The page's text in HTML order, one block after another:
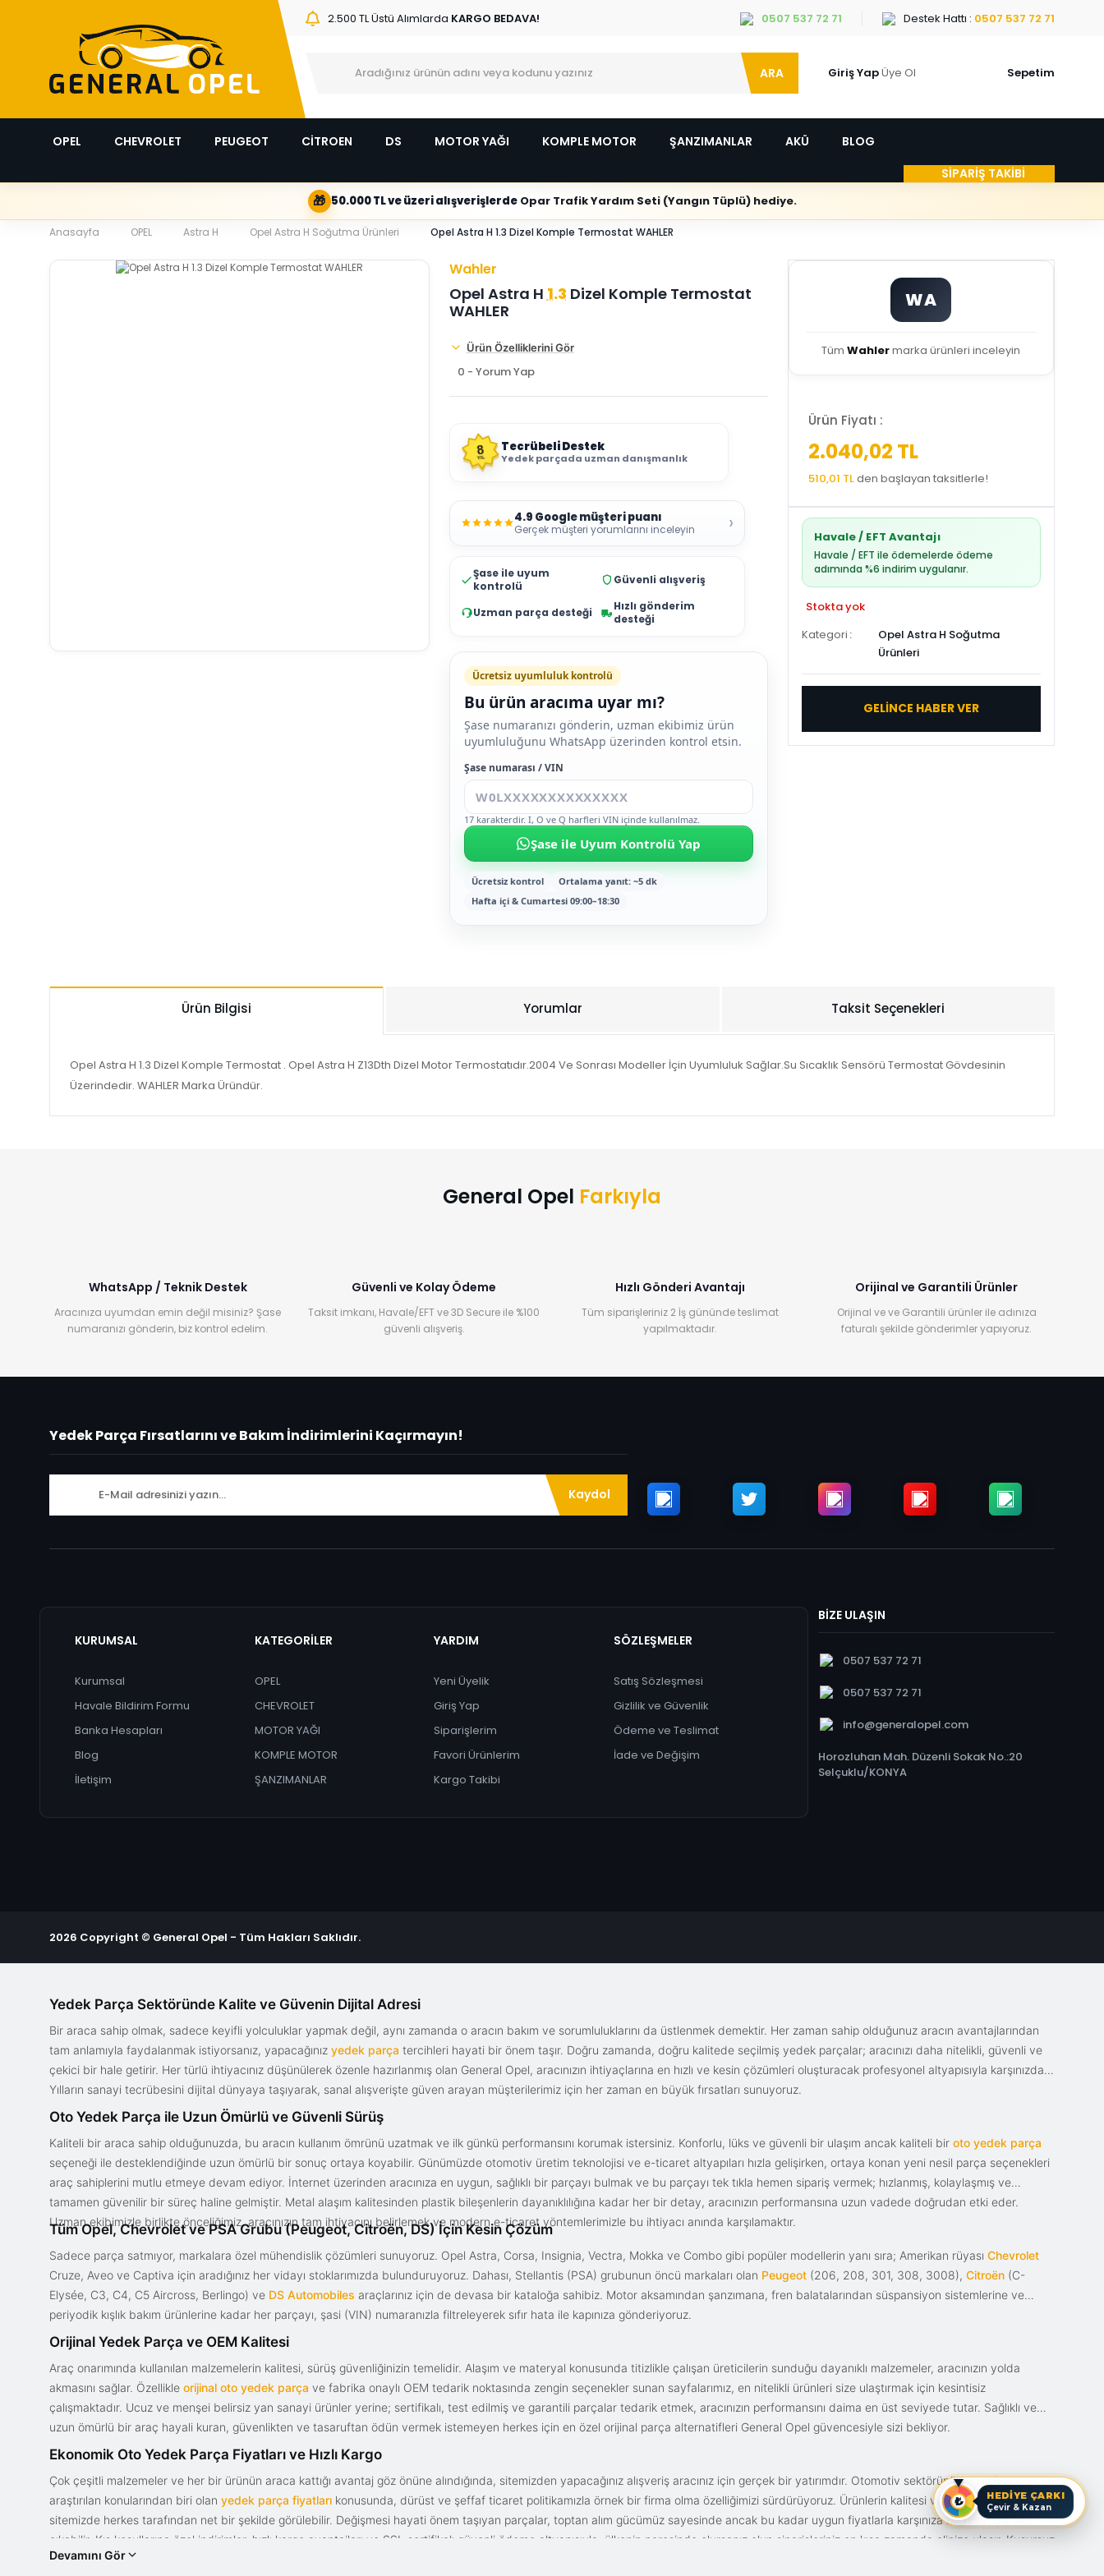
2.500 TL Üstü Alımlarda KARGO BEDAVA! 0507 537 72 71 Destek Hattı : 0507 537 72 71
ARA Giriş YapÜye Ol Sepetim
OPEL CHEVROLET PEUGEOT CİTROEN DS MOTOR YAĞI KOMPLE MOTOR ŞANZIMANLAR AKÜ
BLOG
SİPARİŞ TAKİBİ
🎁 50.000 TL ve üzeri alışverişlerdeOpar Trafik Yardım Seti (Yangın Tüplü) hediye.
Anasayfa OPEL Astra H Opel Astra H Soğutma Ürünleri Opel Astra H 1.3 Dizel Komple Termostat WAHLER
Wahler
Opel Astra H 1.3 Dizel Komple Termostat
WAHLER
Ürün Özelliklerini Gör
0 - Yorum Yap
8
YIL
Tecrübeli Destek
Yedek parçada uzman danışmanlık
4.9 Google müşteri puanı
Gerçek müşteri yorumlarını inceleyin ›
Şase ile uyum
kontrolü
Güvenli alışveriş
Uzman parça desteği
Hızlı gönderim
desteği
Ücretsiz uyumluluk kontrolü
Bu ürün aracıma uyar mı?
Şase numaranızı gönderin, uzman ekibimiz ürün
uyumluluğunu WhatsApp üzerinden kontrol etsin.
Şase numarası / VIN
17 karakterdir. I, O ve Q harfleri VIN içinde kullanılmaz.
Şase ile Uyum Kontrolü Yap
Ücretsiz kontrol
Ortalama yanıt: ~5 dk
Hafta içi & Cumartesi 09:00–18:30
WA
TümWahlermarka ürünleri inceleyin
Ürün Fiyatı :
2.040,02 TL
510,01 TLden başlayan taksitlerle!
Havale / EFT Avantajı
Havale / EFT ile ödemelerde ödeme
adımında %6 indirim uygulanır.
Stokta yok
Kategori
Opel Astra H Soğutma
Ürünleri
GELİNCE HABER VER
Ürün Bilgisi Yorumlar Taksit Seçenekleri
Opel Astra H 1.3 Dizel Komple Termostat . Opel Astra H Z13Dth Dizel Motor Termostatıdır.2004 Ve Sonrası Modeller İçin Uyumluluk Sağlar.Su Sıcaklık Sensörü Termostat Gövdesinin
Üzerindedir. WAHLER Marka Üründür.
General Opel Farkıyla
WhatsApp / Teknik Destek
Aracınıza uyumdan emin değil misiniz? Şase
numaranızı gönderin, biz kontrol edelim.
Güvenli ve Kolay Ödeme
Taksit imkanı, Havale/EFT ve 3D Secure ile %100
güvenli alışveriş.
Hızlı Gönderi Avantajı
Tüm siparişleriniz 2 İş gününde teslimat
yapılmaktadır.
Orijinal ve Garantili Ürünler
Orijinal ve ve Garantili ürünler ile adınıza
faturalı şekilde gönderimler yapıyoruz.
Yedek Parça Fırsatlarını ve Bakım İndirimlerini Kaçırmayın!
Kaydol
KURUMSAL
Kurumsal
Havale Bildirim Formu
Banka Hesapları
Blog
İletişim
KATEGORİLER
OPEL
CHEVROLET
MOTOR YAĞI
KOMPLE MOTOR
ŞANZIMANLAR
YARDIM
Yeni Üyelik
Giriş Yap
Siparişlerim
Favori Ürünlerim
Kargo Takibi
SÖZLEŞMELER
Satış Sözleşmesi
Gizlilik ve Güvenlik
Ödeme ve Teslimat
İade ve Değişim
BİZE ULAŞIN
0507 537 72 71
0507 537 72 71
info@generalopel.com
Horozluhan Mah. Düzenli Sokak No.:20
Selçuklu/KONYA
2026 Copyright © General Opel - Tüm Hakları Saklıdır.
HEDİYE ÇARKI
Çevir & Kazan
Yedek Parça Sektöründe Kalite ve Güvenin Dijital Adresi
Bir araca sahip olmak, sadece keyifli yolculuklar yapmak değil, aynı zamanda o aracın bakım ve sorumluluklarını da üstlenmek demektir. Her zaman sahip olduğunuz aracın avantajlarından
tam anlamıyla faydalanmak istiyorsanız, yapacağınız yedek parça tercihleri hayati bir önem taşır. Doğru zamanda, doğru kalitede seçilmiş yedek parçalar; aracınızı daha nitelikli, güvenli ve
çekici bir hale getirir. Her türlü ihtiyacınız düşünülerek özenle hazırlanmış olan General Opel, aracınızın ihtiyaçlarına en hızlı ve kesin çözümleri oluşturacak profesyonel altyapısıyla karşınızda.
Yılların sanayi tecrübesini dijital dünyaya taşıyarak, sanal alışverişte güven arayan müşterilerimiz için her zaman en büyük fırsatları sunuyoruz.
Oto Yedek Parça ile Uzun Ömürlü ve Güvenli Sürüş
Kaliteli bir araca sahip olduğunuzda, bu aracın kullanım ömrünü uzatmak ve ilk günkü performansını korumak istersiniz. Konforlu, lüks ve güvenli bir ulaşım ancak kaliteli bir oto yedek parça
seçeneği ile desteklendiğinde uzun ömürlü bir sonuç ortaya koyabilir. Günümüzde otomotiv üretim teknolojisi ve e-ticaret altyapıları hızla gelişirken, ortaya konan yeni nesil parça seçenekleri
araç sahiplerini mutlu etmeye devam ediyor. İnternet üzerinden aracınıza en uygun, sağlıklı bir parçayı bulmak ve bu parçayı tek tıkla hemen sipariş vermek; hızlanmış, kolaylaşmış ve
tamamen güvenilir bir süreç haline gelmiştir. Metal alaşım kalitesinden plastik bileşenlerin dayanıklılığına kadar her bir detay, aracınızın performansına uzun vadede doğrudan etki eder.
Uzman ekibimizle birlikte önceliğimiz, aracınızın tam ihtiyacını belirlemek ve modern e-ticaret yöntemlerimizle bu ihtiyacı anında karşılamaktır.
Tüm Opel, Chevrolet ve PSA Grubu (Peugeot, Citroën, DS) İçin Kesin Çözüm
Sadece parça satmıyor, markalara özel mühendislik çözümleri sunuyoruz. Opel Astra, Corsa, Insignia, Vectra, Mokka ve Combo gibi popüler modellerin yanı sıra; Amerikan rüyası Chevrolet
Cruze, Aveo ve Captiva için aradığınız her vidayı stoklarımızda bulunduruyoruz. Dahası, Stellantis (PSA) grubunun öncü markaları olan Peugeot (206, 208, 301, 308, 3008), Citroën (C-
Elysée, C3, C4, C5 Aircross, Berlingo) ve DS Automobiles araçlarınız için de devasa bir kataloğa sahibiz. Motor aksamından şanzımana, fren balatalarından süspansiyon sistemlerine ve
periyodik kışlık bakım ürünlerine kadar her parçayı, şasi (VIN) numaranızla filtreleyerek sıfır hata ile kapınıza gönderiyoruz.
Orijinal Yedek Parça ve OEM Kalitesi
Araç onarımında kullanılan malzemelerin kalitesi, sürüş güvenliğinizin temelidir. Alaşım ve materyal konusunda titizlikle çalışan üreticilerin sunduğu dayanıklı malzemeler, aracınızın yolda
akmasını sağlar. Özellikle orijinal oto yedek parça ve fabrika onaylı OEM tedarik noktasında zengin seçenekler sunan sayfalarımız, en nitelikli ürünleri size ulaştırmak için kesintisiz
çalışmaktadır. Ucuz ve menşei belirsiz yan sanayi ürünler yerine; sertifikalı, test edilmiş ve garantili parçalar tedarik etmek, aracınızın performansını daima en üst seviyede tutar. Sağlıklı ve
uzun ömürlü bir araç hayali kuran, güvenlikten ve tasaruftan ödün vermek istemeyen herkes için en özel orijinal parça alternatifleri General Opel güvencesiyle sizi bekliyor.
Ekonomik Oto Yedek Parça Fiyatları ve Hızlı Kargo
Çok çeşitli malzemeler ve her bir ürünün araca kattığı avantaj göz önüne alındığında, sitemizden yapacağınız alışveriş aracınız için gerçek bir yatırımdır. Otomotiv sektörünün en çok
araştırılan konularından biri olan yedek parça fiyatları konusunda, dürüst ve şeffaf ticaret politikamızla örnek bir firma olma özelliğimizi sürdürüyoruz. Ürünlerin kalitesi ve bunun fiyat karşılığı
sitemizde herkes tarafından net bir şekilde görülebilir. Değişmesi hayati önem taşıyan parçalar, toptan alım gücümüz sayesinde ancak bu kadar uygun fiyatlarla karşınıza bir fırsat olarak
çıkabilir. Kış koşullarına özel indirimler, hızlı kargo avantajları ve SSL sertifikalı güvenli ödeme altyapısıyla; ülkenin neresinde olursanız olun siparişleriniz en kısa zamanda elinize ulaşır. Kusursuz
bir tasarım ve güce sahip olan aracınızın değerini korumak, uygun fiyat avantajıyla parça kalitesini birleştirmek için doğru yerdesiniz.
Devamını Gör